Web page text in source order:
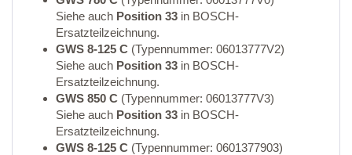
Siehe auch Position 33 in BOSCH-
Ersatzteilzeichnung.
GWS 8-125 C (Typennummer: 06013777V2)
Siehe auch Position 33 in BOSCH-
Ersatzteilzeichnung.
GWS 850 C (Typennummer: 06013777V3)
Siehe auch Position 33 in BOSCH-
Ersatzteilzeichnung.
GWS 8-125 C (Typennummer: 0601377903)